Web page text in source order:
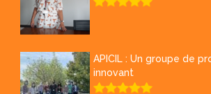
APICIL : Un groupe de
innovant